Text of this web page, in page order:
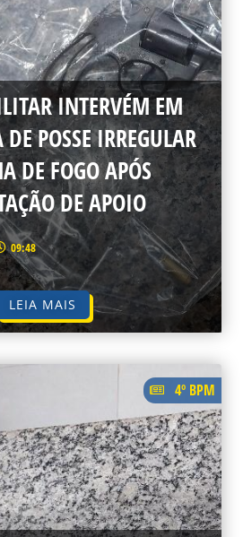
INTERVÉM EM
POSSE IRREGULAR
DE FOGO APÓS
DE APOIO
09:48
LEIA MAIS
4º BPM